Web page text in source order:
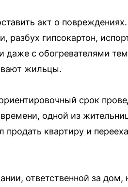
акт о
разбух гипсокартон,
с обогревателями
жильцы.
срок
одной из
квартиру и
ответственной за дом,